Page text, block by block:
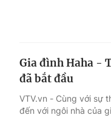
Gia đình Haha -
đã bắt đầu
VTV.vn - Cùng với sự
đến với ngôi nhà của